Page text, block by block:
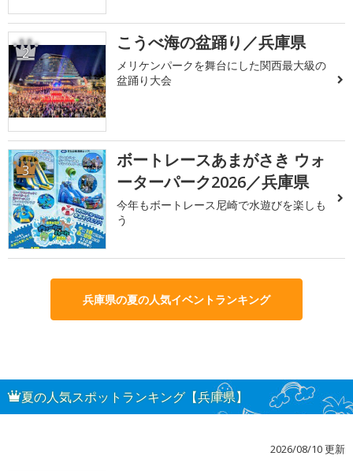
2 こうべ海の盆踊り／兵庫県
メリケンパークを舞台にした関西最大級の
盆踊り大会
3
ボートレースあまがさき ウォ
ーターパーク2026／兵庫県
今年もボートレース尼崎で水遊びを楽しも
う
兵庫県の夏の人気イベントランキング
夏の人気スポットランキング【兵庫県】
2026/08/10 更新